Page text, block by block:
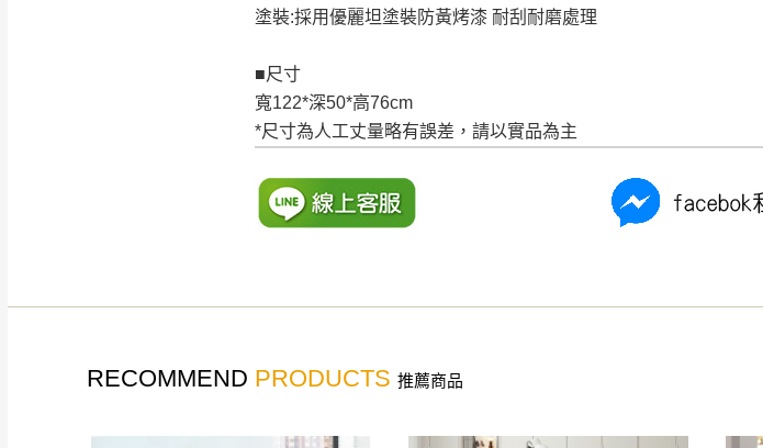
塗裝:採用優麗坦塗裝防黃烤漆 耐刮耐磨處理
■尺寸
寬122*深50*高76cm
*尺寸為人工丈量略有誤差，請以實品為主
。
其它注意事項
本司貨車運送如因路況不佳、天候惡劣、過於偏遠之山區
本公司除了盡最大努力完成配送外，視狀況保有出貨的權利。
保護物流人員的工作安全，賣家無提供吊掛服務，若需以
因大型傢俱有組裝、配送的問題，並非一般快速到貨商品
讓您不用整天在家等貨，以免浪費你的寶貴時間。
退貨運費。
請密切注意。
▪️三日內若未接獲您的匯款或轉帳通知，商品將不予保留(
▪️無回收家具服務，若需回收家具可聯絡當地請清潔隊回收
RECOMMEND PRODUCTS 推薦商品